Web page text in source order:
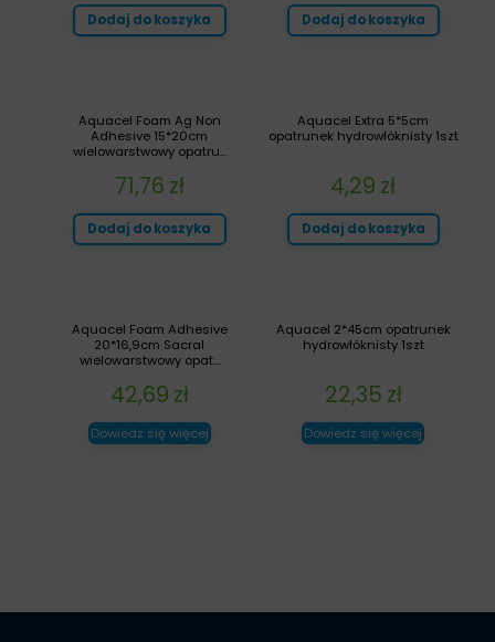
Dodaj do koszyka
Dodaj do koszyka
Aquacel Extra 5*5cm
opatrunek hydrowłóknisty 1szt
4,29 zł
Dodaj do koszyka
Aquacel Foam Ag Non
Adhesive 15*20cm
wielowarstwowy opatru...
71,76 zł
Dodaj do koszyka
Aquacel 2*45cm opatrunek
hydrowłóknisty 1szt
22,35 zł
Dowiedz się więcej
Aquacel Foam Adhesive
20*16,9cm Sacral
wielowarstwowy opat...
42,69 zł
Dowiedz się więcej